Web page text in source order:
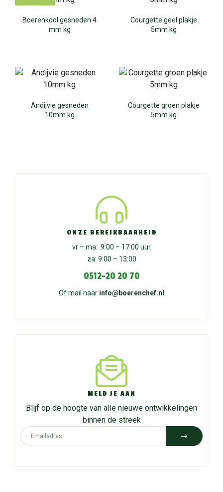
Boerenkool gesneden 4
mm kg
Courgette geel plakje
5mm kg
Andijvie gesneden
10mm kg
Courgette groen plakje
5mm kg
ONZE BEREIKBAARHEID
vr – ma: 9:00 – 17:00 uur
za: 9:00 – 13:00
0512-20 20 70
Of mail naar info@boerenchef.nl
MELD JE AAN
Blijf op de hoogte van alle nieuwe ontwikkelingen
binnen de streek